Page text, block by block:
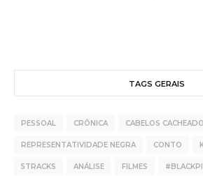
TAGS GERAIS
PESSOAL CRÔNICA CABELOS
REPRESENTATIVIDADE NEGRA CONTO
5TRACKS ANÁLISE FILMES